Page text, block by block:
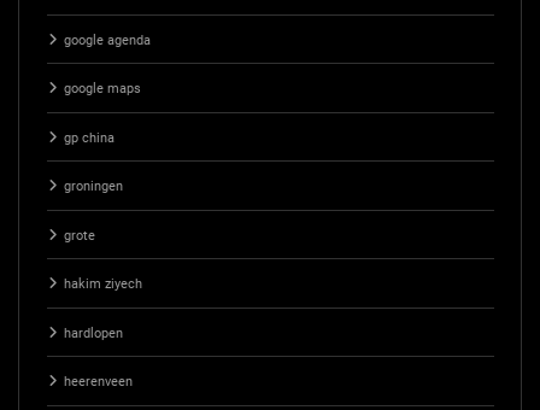
google agenda
google maps
gp china
groningen
grote
hakim ziyech
hardlopen
heerenveen